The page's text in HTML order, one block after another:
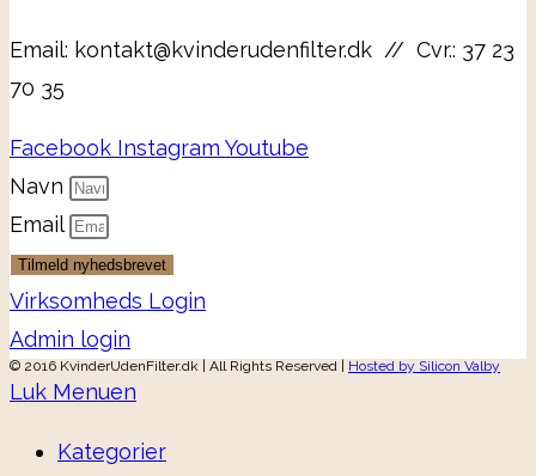
Email: kontakt@kvinderudenfilter.dk // Cvr.: 37 23
70 35
Facebook Instagram Youtube
Navn
Email
Tilmeld nyhedsbrevet
Virksomheds Login
Admin login
© 2016 KvinderUdenFilter.dk | All Rights Reserved | Hosted by Silicon Valby
Luk Menuen
Kategorier